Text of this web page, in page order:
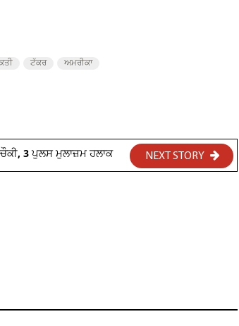
ਟੱਕਰ ਅਮਰੀਕਾ
3 ਪੁਲਸ ਮੁਲਾਜ਼ਮ ਹਲਾਕ NEXT STORY